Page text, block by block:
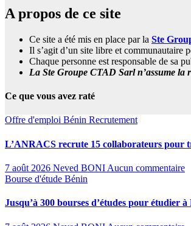
A propos de ce site
Ce site a été mis en place par la Ste
Il s’agit d’un site libre et communautaire
Chaque personne est responsable de sa
La Ste Groupe CTAD Sarl n’assume la
Ce que vous avez raté
Offre d'emploi Bénin Recrutement
L’ANRACS recrute 15 collaborateurs pour
7 août 2026 Neved BONI Aucun commentaire
Bourse d'étude Bénin
Jusqu’à 300 bourses d’études pour étudier